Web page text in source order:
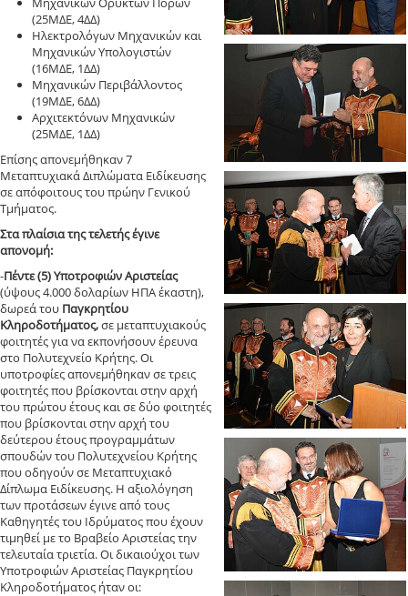
(25ΜΔΕ, 4ΔΔ)
Ηλεκτρολόγων Μηχανικών και
Μηχανικών Υπολογιστών
(16ΜΔΕ, 1ΔΔ)
Μηχανικών Περιβάλλοντος
(19ΜΔΕ, 6ΔΔ)
Αρχιτεκτόνων Μηχανικών
(25ΜΔΕ, 1ΔΔ)
Επίσης απονεμήθηκαν 7
Μεταπτυχιακά Διπλώματα Ειδίκευσης
σε απόφοιτους του πρώην Γενικού
Τμήματος.
Στα πλαίσια της τελετής έγινε
απονομή:
-Πέντε (5) Υποτροφιών Αριστείας
(ύψους 4.000 δολαρίων ΗΠΑ έκαστη),
δωρεά του Παγκρητίου
Κληροδοτήματος,σε μεταπτυχιακούς
φοιτητές για να εκπονήσουν έρευνα
στο Πολυτεχνείο Κρήτης. Οι
υποτροφίες απονεμήθηκαν σε τρεις
φοιτητές που βρίσκονται στην αρχή
του πρώτου έτους και σε δύο φοιτητές
που βρίσκονται στην αρχή του
δεύτερου έτους προγραμμάτων
σπουδών του Πολυτεχνείου Κρήτης
που οδηγούν σε Μεταπτυχιακό
Δίπλωμα Ειδίκευσης. Η αξιολόγηση
των προτάσεων έγινε από τους
Καθηγητές του Ιδρύματος που έχουν
τιμηθεί με το Βραβείο Αριστείας την
τελευταία τριετία. Οι δικαιούχοι των
Υποτροφιών Αριστείας Παγκρητίου
Κληροδοτήματος ήταν οι: